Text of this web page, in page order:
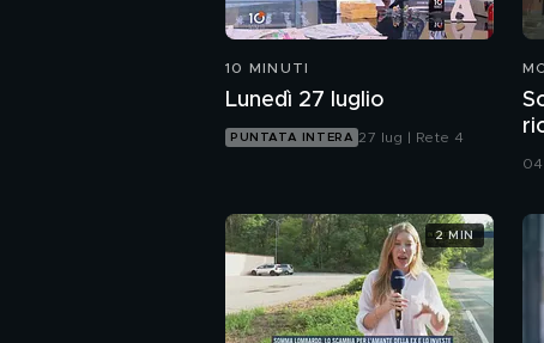
10 MINUTI
Lunedì 27 luglio
PUNTATA INTERA 27 lug | Rete 4
04
2 MIN